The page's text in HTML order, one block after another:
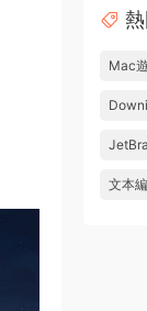
中文
中文
Mac
文本